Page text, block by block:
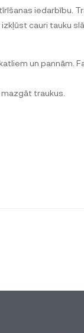
iedarbību.
cauri tauku
un pannām.
traukus.